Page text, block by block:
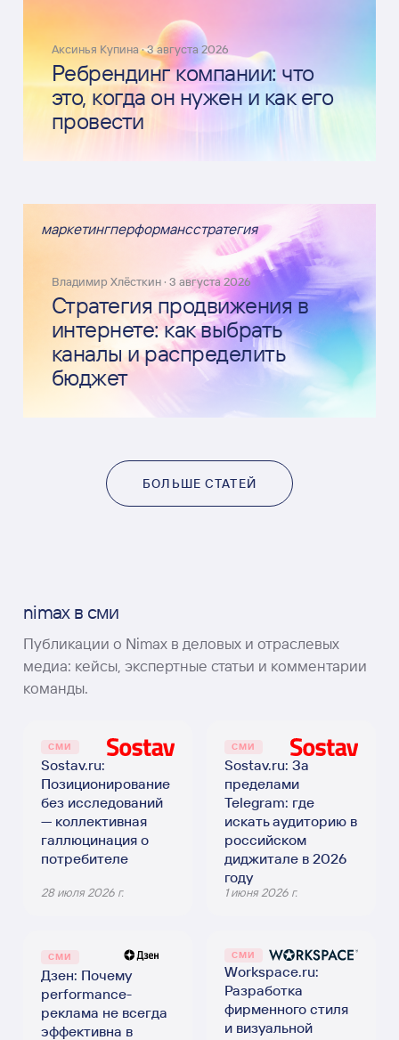
Аксинья Купина·3 августа 2026
Ребрендинг компании: что
это, когда он нужен и как его
провести
маркетингперформансстратегия
Владимир Хлёсткин· 3 августа 2026
Стратегия продвижения в
интернете: как выбрать
каналы и распределить
бюджет
БОЛЬШЕ СТАТЕЙ
nimax в сми
Публикации о Nimax в деловых и отраслевых
медиа: кейсы, экспертные статьи и комментарии
команды.
СМИ
Sostav.ru:
Позиционирование
без исследований
— коллективная
галлюцинация о
потребителе
28 июля 2026 г.
СМИ
Sostav.ru: За
пределами
Telegram: где
искать аудиторию в
российском
диджитале в 2026
году
1 июня 2026 г.
СМИ
Дзен: Почему
performance-
реклама не всегда
эффективна в
СМИ
Workspace.ru:
Разработка
фирменного стиля
и визуальной